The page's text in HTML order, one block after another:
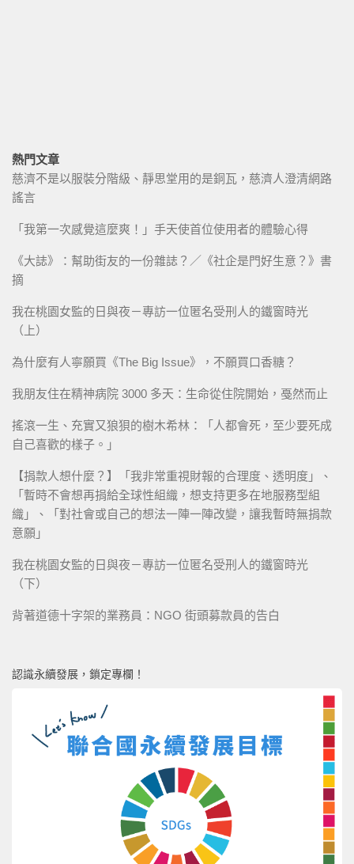
熱門文章
慈濟不是以服裝分階級、靜思堂用的是銅瓦，慈濟人澄清網路
謠言
「我第一次感覺這麼爽！」手天使首位使用者的體驗心得
《大誌》：幫助街友的一份雜誌？／《社企是門好生意？》書
摘
我在桃園女監的日與夜－專訪一位匿名受刑人的鐵窗時光
（上）
為什麼有人寧願買《The Big Issue》，不願買口香糖？
我朋友住在精神病院 3000 多天：生命從住院開始，戞然而止
搖滾一生、充實又狼狽的樹木希林：「人都會死，至少要死成
自己喜歡的樣子。」
【捐款人想什麼？】「我非常重視財報的合理度、透明度」、
「暫時不會想再捐給全球性組織，想支持更多在地服務型組
織」、「對社會或自己的想法一陣一陣改變，讓我暫時無捐款
意願」
我在桃園女監的日與夜－專訪一位匿名受刑人的鐵窗時光
（下）
背著道德十字架的業務員：NGO 街頭募款員的告白
認識永續發展，鎖定專欄！